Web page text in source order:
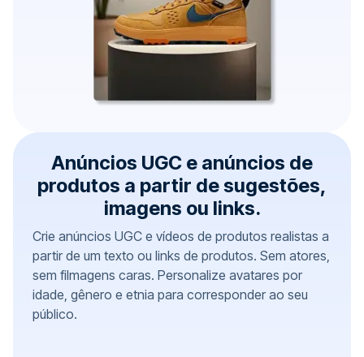
Anúncios UGC e anúncios de
produtos a partir de sugestões,
imagens ou links.
Crie anúncios UGC e vídeos de produtos realistas a
partir de um texto ou links de produtos. Sem atores,
sem filmagens caras. Personalize avatares por
idade, gênero e etnia para corresponder ao seu
público.